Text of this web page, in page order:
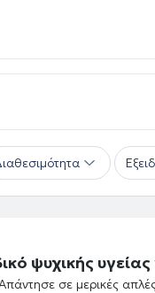
ψυχικής
Απάντησε σε μερικές